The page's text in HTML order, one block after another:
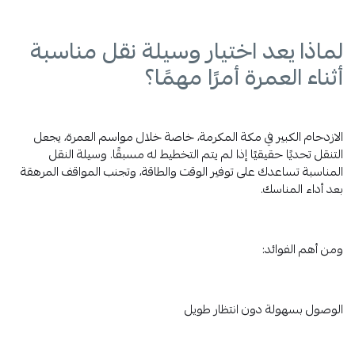
لماذا يعد اختيار وسيلة نقل مناسبة
أثناء العمرة أمرًا مهمًا؟
الازدحام الكبير في مكة المكرمة، خاصة خلال مواسم العمرة، يجعل
التنقل تحديًا حقيقيًا إذا لم يتم التخطيط له مسبقًا. وسيلة النقل
المناسبة تساعدك على توفير الوقت والطاقة، وتجنب المواقف المرهقة
بعد أداء المناسك.
ومن أهم الفوائد:
الوصول بسهولة دون انتظار طويل